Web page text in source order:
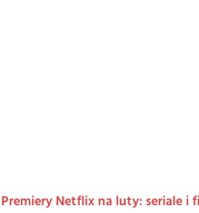
Premiery Netflix na luty: seriale i